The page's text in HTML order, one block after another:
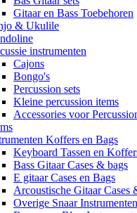
Gitaar en Bass Toebehoren
& Ukulile
instrumenten
Cajons
Bongo's
Percussion sets
Kleine percussion items
Accessories voor
Koffers en Bags
Keyboard Tassen en
Bass Gitaar Cases & bags
E gitaar Cases en Bags
Arcoustische Gitaar Cases
Overige Snaar Instrumenten